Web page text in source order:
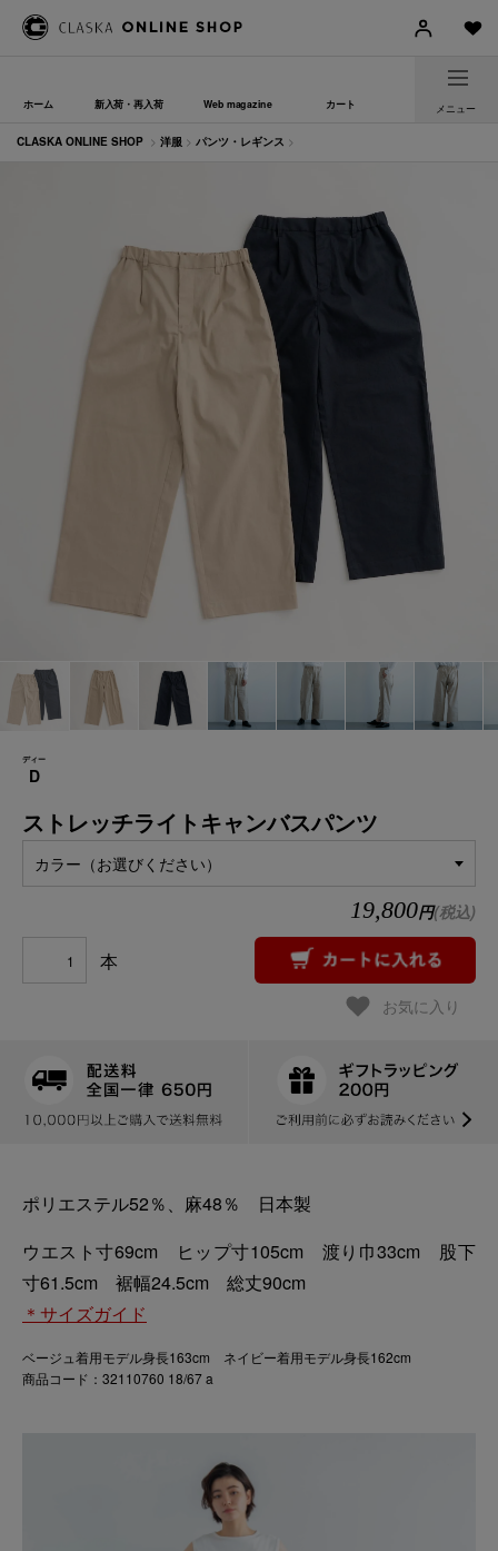
ホーム 新入荷・再入荷 Web magazine カート メニュー
CLASKA ONLINE SHOP > 洋服 > パンツ・レギンス >
D
ディー
ストレッチライトキャンバスパンツ
カラー（お選びください）
19,800円(税込)
本
お気に入り
ポリエステル52％、麻48％ 日本製
ウエスト寸69cm ヒップ寸105cm 渡り巾33cm 股下
寸61.5cm 裾幅24.5cm 総丈90cm
＊サイズガイド
ベージュ着用モデル身長163cm ネイビー着用モデル身長162cm
商品コード：32110760 18/67 a